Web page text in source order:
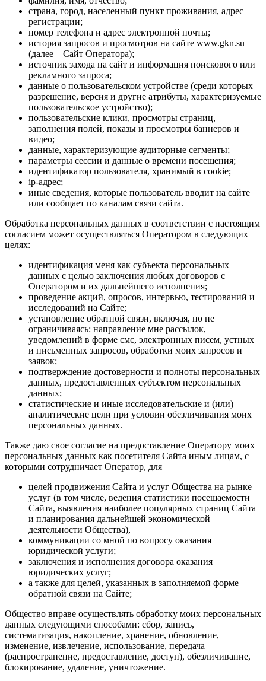
страна, город, населенный пункт проживания, адрес
регистрации;
номер телефона и адрес электронной почты;
история запросов и просмотров на сайте www.gkn.su
(далее – Сайт Оператора);
источник захода на сайт и информация поискового или
рекламного запроса;
данные о пользовательском устройстве (среди которых
разрешение, версия и другие атрибуты, характеризуемые
пользовательское устройство);
пользовательские клики, просмотры страниц,
заполнения полей, показы и просмотры баннеров и
видео;
данные, характеризующие аудиторные сегменты;
параметры сессии и данные о времени посещения;
идентификатор пользователя, хранимый в cookie;
ip-адрес;
иные сведения, которые пользователь вводит на сайте
или сообщает по каналам связи сайта.
Обработка персональных данных в соответствии с настоящим
согласием может осуществляться Оператором в следующих
целях:
идентификация меня как субъекта персональных
данных с целью заключения любых договоров с
Оператором и их дальнейшего исполнения;
проведение акций, опросов, интервью, тестирований и
исследований на Сайте;
установление обратной связи, включая, но не
ограничиваясь: направление мне рассылок,
уведомлений в форме смс, электронных писем, устных
и письменных запросов, обработки моих запросов и
заявок;
подтверждение достоверности и полноты персональных
данных, предоставленных субъектом персональных
данных;
статистические и иные исследовательские и (или)
аналитические цели при условии обезличивания моих
персональных данных.
Также даю свое согласие на предоставление Оператору моих
персональных данных как посетителя Сайта иным лицам, с
которыми сотрудничает Оператор, для
целей продвижения Сайта и услуг Общества на рынке
услуг (в том числе, ведения статистики посещаемости
Сайта, выявления наиболее популярных страниц Сайта
и планирования дальнейшей экономической
деятельности Общества),
коммуникации со мной по вопросу оказания
юридической услуги;
заключения и исполнения договора оказания
юридических услуг;
а также для целей, указанных в заполняемой форме
обратной связи на Сайте;
Общество вправе осуществлять обработку моих персональных
данных следующими способами: сбор, запись,
систематизация, накопление, хранение, обновление,
изменение, извлечение, использование, передача
(распространение, предоставление, доступ), обезличивание,
блокирование, удаление, уничтожение.